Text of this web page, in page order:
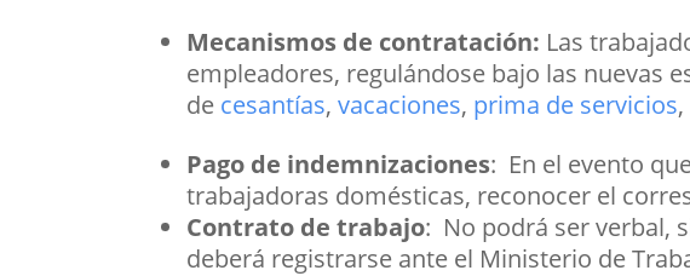
Mecanismos de contratación: Las
empleadores, regulándose bajo las nuevas
de cesantías,vacaciones, prima de servicios
Pago de indemnizaciones: En el evento
trabajadoras domésticas, reconocer el
Contrato de trabajo: No podrá ser verbal,
deberá registrarse ante el Ministerio de